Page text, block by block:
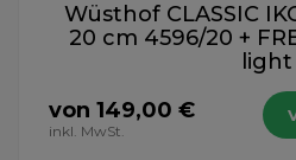
Wüsthof CLASSIC
20 cm 4596/20 +
light
von 149,00 €
inkl. MwSt.